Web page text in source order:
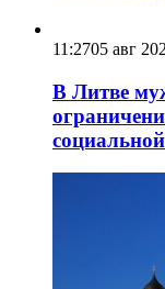
11:2705 авг
В Литве